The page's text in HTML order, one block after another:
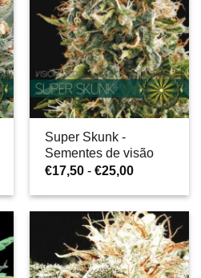
Super Skunk -
Sementes de visão
€17,50 - €25,00Gama
preços:
€17,50
a
€25,00